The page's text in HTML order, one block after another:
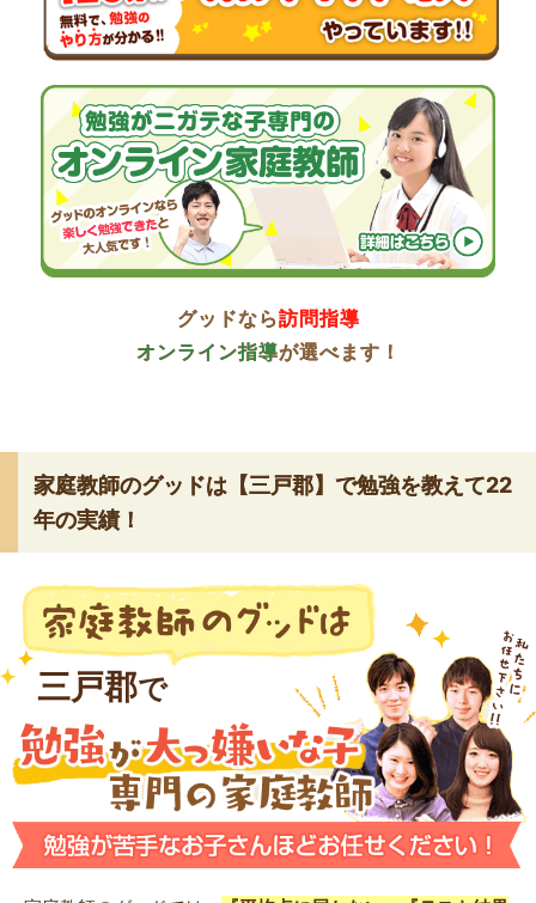
グッドなら訪問指導
オンライン指導が選べます！
家庭教師のグッドは【三戸郡】で勉強を教えて22
年の実績！
三戸郡で